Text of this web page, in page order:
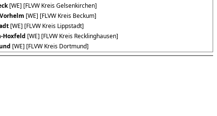
[WE] [FLVW Kreis Gelsenkirchen]
[WE] [FLVW Kreis Beckum]
[WE] [FLVW Kreis Lippstadt]
Hoxfeld [WE] [FLVW Kreis Recklinghausen]
[WE] [FLVW Kreis Dortmund]